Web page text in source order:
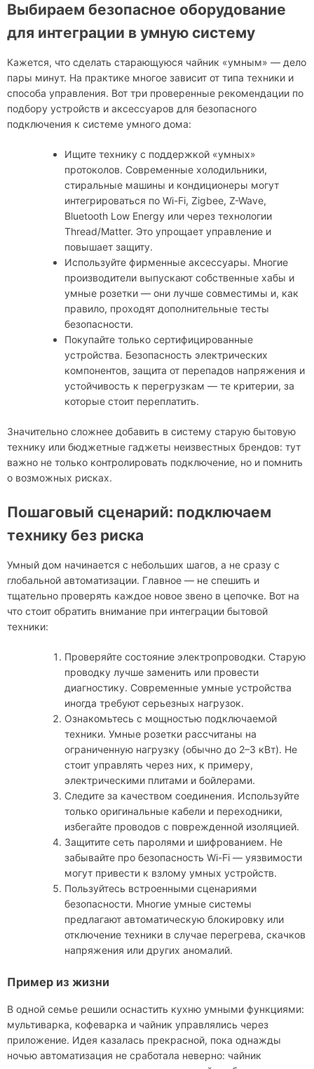
Выбираем безопасное оборудование
для интеграции в умную систему
Кажется, что сделать старающуюся чайник «умным» — дело
пары минут. На практике многое зависит от типа техники и
способа управления. Вот три проверенные рекомендации по
подбору устройств и аксессуаров для безопасного
подключения к системе умного дома:
Ищите технику с поддержкой «умных»
протоколов. Современные холодильники,
стиральные машины и кондиционеры могут
интегрироваться по Wi-Fi, Zigbee, Z-Wave,
Bluetooth Low Energy или через технологии
Thread/Matter. Это упрощает управление и
повышает защиту.
Используйте фирменные аксессуары. Многие
производители выпускают собственные хабы и
умные розетки — они лучше совместимы и, как
правило, проходят дополнительные тесты
безопасности.
Покупайте только сертифицированные
устройства. Безопасность электрических
компонентов, защита от перепадов напряжения и
устойчивость к перегрузкам — те критерии, за
которые стоит переплатить.
Значительно сложнее добавить в систему старую бытовую
технику или бюджетные гаджеты неизвестных брендов: тут
важно не только контролировать подключение, но и помнить
о возможных рисках.
Пошаговый сценарий: подключаем
технику без риска
Умный дом начинается с небольших шагов, а не сразу с
глобальной автоматизации. Главное — не спешить и
тщательно проверять каждое новое звено в цепочке. Вот на
что стоит обратить внимание при интеграции бытовой
техники:
Проверяйте состояние электропроводки. Старую
проводку лучше заменить или провести
диагностику. Современные умные устройства
иногда требуют серьезных нагрузок.
Ознакомьтесь с мощностью подключаемой
техники. Умные розетки рассчитаны на
ограниченную нагрузку (обычно до 2–3 кВт). Не
стоит управлять через них, к примеру,
электрическими плитами и бойлерами.
Следите за качеством соединения. Используйте
только оригинальные кабели и переходники,
избегайте проводов с поврежденной изоляцией.
Защитите сеть паролями и шифрованием. Не
забывайте про безопасность Wi-Fi — уязвимости
могут привести к взлому умных устройств.
Пользуйтесь встроенными сценариями
безопасности. Многие умные системы
предлагают автоматическую блокировку или
отключение техники в случае перегрева, скачков
напряжения или других аномалий.
Пример из жизни
В одной семье решили оснастить кухню умными функциями:
мультиварка, кофеварка и чайник управлялись через
приложение. Идея казалась прекрасной, пока однажды
ночью автоматизация не сработала неверно: чайник